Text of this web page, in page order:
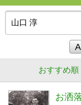
おすすめ順
お洒